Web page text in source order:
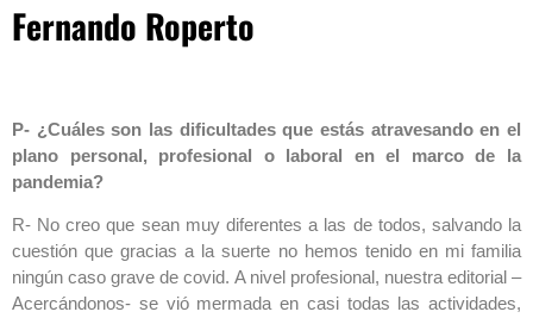
Fernando Roperto
P- ¿Cuáles son las dificultades que estás atravesando en el
plano personal, profesional o laboral en el marco de la
pandemia?
R- No creo que sean muy diferentes a las de todos, salvando la
cuestión que gracias a la suerte no hemos tenido en mi familia
ningún caso grave de covid. A nivel profesional, nuestra editorial –
Acercándonos- se vió mermada en casi todas las actividades,